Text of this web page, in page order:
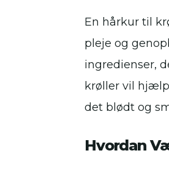
En hårkur til
pleje og
ingredienser,
krøller vil
det blødt og
Hvordan